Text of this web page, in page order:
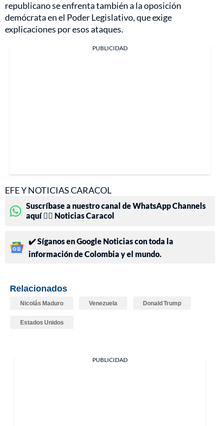
republicano se enfrenta también a la oposición
demócrata en el Poder Legislativo, que exige
explicaciones por esos ataques.
PUBLICIDAD
EFE Y NOTICIAS CARACOL
Suscríbase a nuestro canal de WhatsApp Channels
aquí 👉🏻 Noticias Caracol
✔️ Síganos en Google Noticias con toda la
información de Colombia y el mundo.
Relacionados
Nicolás Maduro Venezuela Donald Trump
Estados Unidos
PUBLICIDAD